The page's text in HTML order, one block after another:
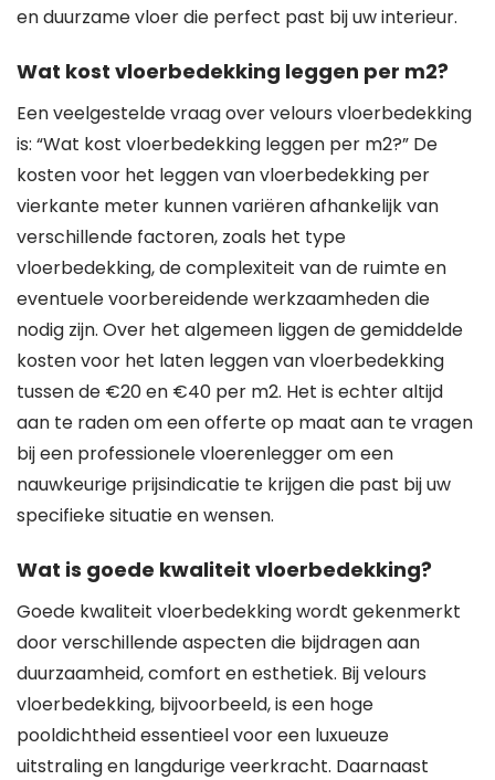
en duurzame vloer die perfect past bij uw interieur.
Wat kost vloerbedekking leggen per m2?
Een veelgestelde vraag over velours vloerbedekking
is: “Wat kost vloerbedekking leggen per m2?” De
kosten voor het leggen van vloerbedekking per
vierkante meter kunnen variëren afhankelijk van
verschillende factoren, zoals het type
vloerbedekking, de complexiteit van de ruimte en
eventuele voorbereidende werkzaamheden die
nodig zijn. Over het algemeen liggen de gemiddelde
kosten voor het laten leggen van vloerbedekking
tussen de €20 en €40 per m2. Het is echter altijd
aan te raden om een offerte op maat aan te vragen
bij een professionele vloerenlegger om een
nauwkeurige prijsindicatie te krijgen die past bij uw
specifieke situatie en wensen.
Wat is goede kwaliteit vloerbedekking?
Goede kwaliteit vloerbedekking wordt gekenmerkt
door verschillende aspecten die bijdragen aan
duurzaamheid, comfort en esthetiek. Bij velours
vloerbedekking, bijvoorbeeld, is een hoge
pooldichtheid essentieel voor een luxueuze
uitstraling en langdurige veerkracht. Daarnaast